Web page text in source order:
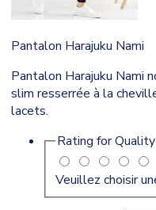
Pantalon Harajuku Nami
Pantalon Harajuku Nami
slim resserrée à la
lacets.
Rating forQuality
Veuillez choisir